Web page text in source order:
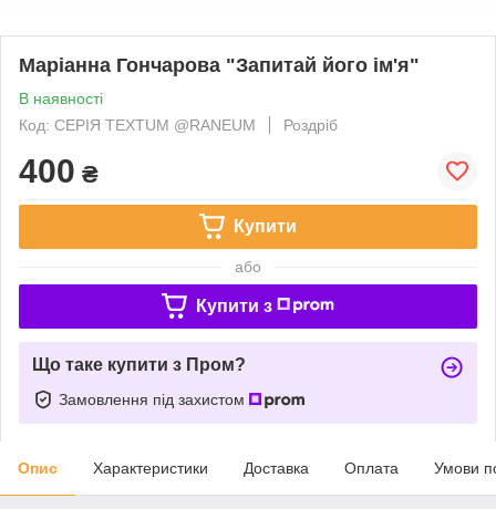
Маріанна Гончарова "Запитай його ім'я"
В наявності
Код: СЕРІЯ TEXTUM @RANEUM
Роздріб
400 ₴
Купити
або
Купити з
Що таке купити з Пром?
Замовлення під захистом
Опис Характеристики Доставка Оплата Умови